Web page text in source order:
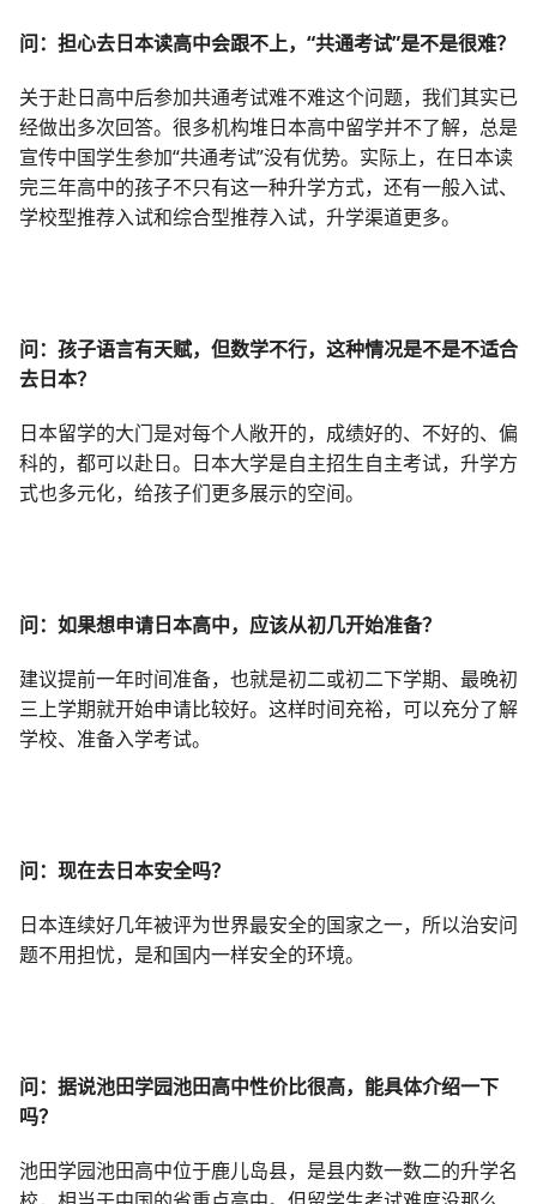
问：担心去日本读高中会跟不上，“共通考试”是不是很难？
关于赴日高中后参加共通考试难不难这个问题，我们其实已
经做出多次回答。很多机构堆日本高中留学并不了解，总是
宣传中国学生参加“共通考试”没有优势。实际上，在日本读
完三年高中的孩子不只有这一种升学方式，还有一般入试、
学校型推荐入试和综合型推荐入试，升学渠道更多。
问：孩子语言有天赋，但数学不行，这种情况是不是不适合
去日本？
日本留学的大门是对每个人敞开的，成绩好的、不好的、偏
科的，都可以赴日。日本大学是自主招生自主考试，升学方
式也多元化，给孩子们更多展示的空间。
问：如果想申请日本高中，应该从初几开始准备？
建议提前一年时间准备，也就是初二或初二下学期、最晚初
三上学期就开始申请比较好。这样时间充裕，可以充分了解
学校、准备入学考试。
问：现在去日本安全吗？
日本连续好几年被评为世界最安全的国家之一，所以治安问
题不用担忧，是和国内一样安全的环境。
问：据说池田学园池田高中性价比很高，能具体介绍一下
吗？
池田学园池田高中位于鹿儿岛县，是县内数一数二的升学名